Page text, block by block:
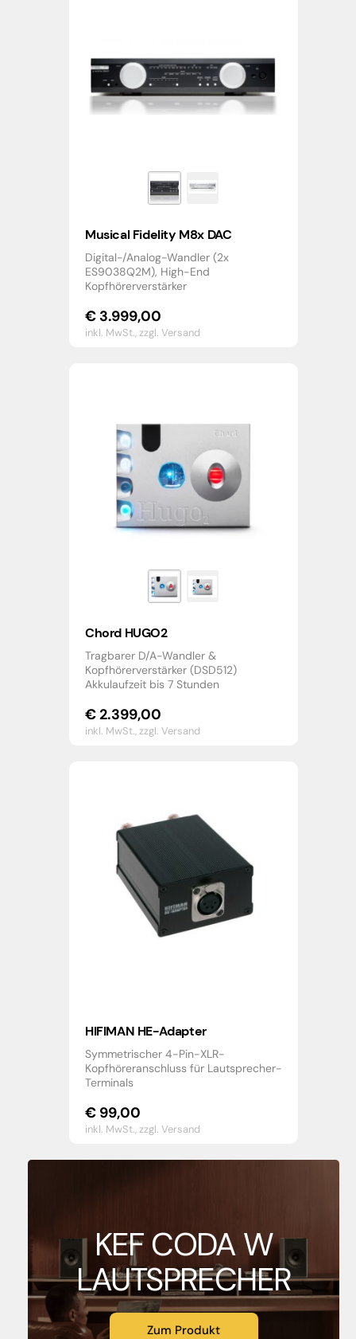
Musical Fidelity M8x DAC
Digital-/Analog-Wandler (2x
ES9038Q2M), High-End
Kopfhörerverstärker
€ 3.999,00
inkl. MwSt.,zzgl. Versand
Chord HUGO2
Tragbarer D/A-Wandler &
Kopfhörerverstärker (DSD512)
Akkulaufzeit bis 7 Stunden
€2.399,00
inkl. MwSt.,zzgl. Versand
HIFIMAN HE-Adapter
Symmetrischer 4-Pin-XLR-
Kopfhöreranschluss für Lautsprecher-
Terminals
€ 99,00
inkl. MwSt.,zzgl. Versand
KEF CODA W
LAUTSPRECHER
Zum Produkt